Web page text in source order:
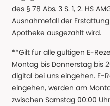
des § 78 Abs. 3 S. 1, 2. HS
Ausnahmefall der
Apotheke ausgezahlt wird.
**Gilt für alle gültigen E-
Montag bis Donnerstag bis
digital bei uns eingehen. E-
eingehen, werden am
zwischen Samstag 00:00